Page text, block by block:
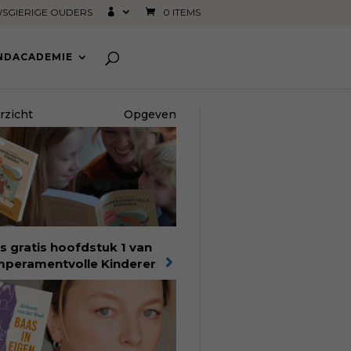
OUDERS 0 ITEMS
Opgeven
gratis hoofdstuk 1 van
Kinderen
van pedagoog
Bronsveld. In het boek
kinderen
je 25 jaar aan kennis en
Met ruim 50.000